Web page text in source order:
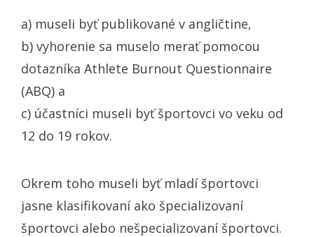
a) museli byť publikované v angličtine,
b) vyhorenie sa muselo merať pomocou
dotazníka Athlete Burnout Questionnaire
(ABQ) a
c) účastníci museli byť športovci vo veku od
12 do 19 rokov.
Okrem toho museli byť mladí športovci
jasne klasifikovaní ako špecializovaní
športovci alebo nešpecializovaní športovci.